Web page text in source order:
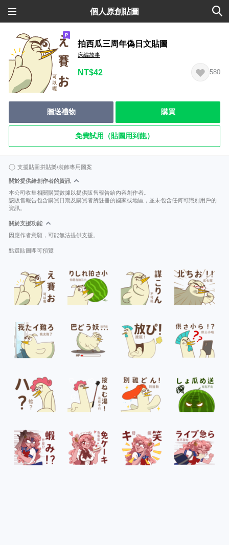
個人原創貼圖
拍西瓜三周年偽日文貼圖
床編故事
NT$42 580
贈送禮物 購買
免費試用（貼圖用到飽）
支援貼圖拼貼樂/裝飾專用圖案
關於提供給創作者的資訊
本公司收集相關購買數據以提供販售報告給內容創作者。
該販售報告包含購買日期及購買者所註冊的國家或地區，並未包含任何可識別用戶的
資訊。
關於支援功能
因應作者意願，可能無法提供支援。
點選貼圖即可預覽